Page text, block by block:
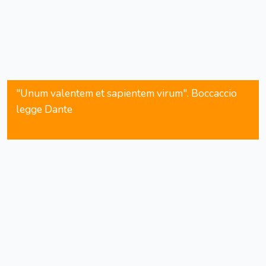
"Unum valentem et sapientem virum". Boccaccio
legge Dante